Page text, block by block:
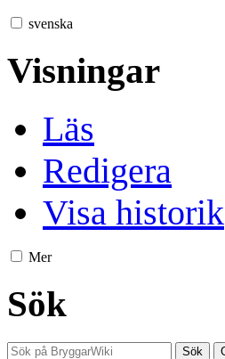
svenska
Visningar
Läs
Redigera
Visa historik
Mer
Sök